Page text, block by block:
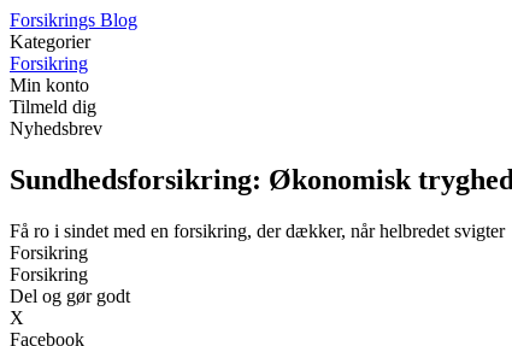
Forsikrings Blog
Kategorier
Forsikring
Min konto
Tilmeld dig
Nyhedsbrev
Sundhedsforsikring: Økonomisk
Få ro i sindet med en forsikring, der dækker, når helbredet svigter
Forsikring
Forsikring
Del og gør godt
X
Facebook